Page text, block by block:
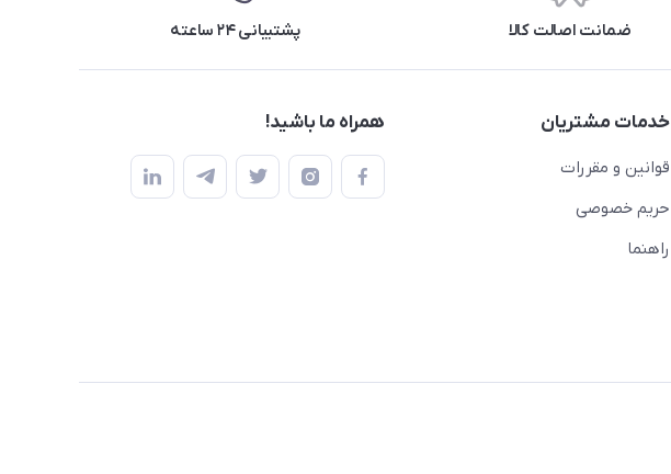
ضمانت اصالت کالا پشتیبانی ۲۴ ساعته
خدمات مشتریان
قوانین و مقررات
حریم خصوصی
راهنما
همراه ما باشید!